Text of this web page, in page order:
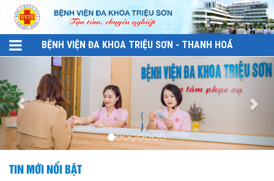
BỆNH VIỆN ĐA KHOA TRIỆU SƠN - THANH HOÁ
TIN MỚI NỔI BẬT